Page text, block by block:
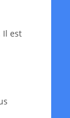
Il est